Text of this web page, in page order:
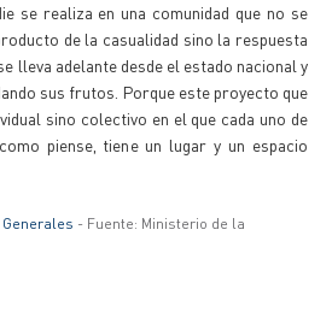
se realiza en una comunidad que no se
de la casualidad sino la respuesta
lleva adelante desde el estado nacional y
sus frutos. Porque este proyecto que
sino colectivo en el que cada uno de
piense, tiene un lugar y un espacio
Generales - Fuente: Ministerio de la